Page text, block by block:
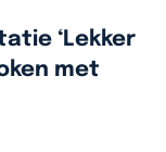
‘Lekker
met